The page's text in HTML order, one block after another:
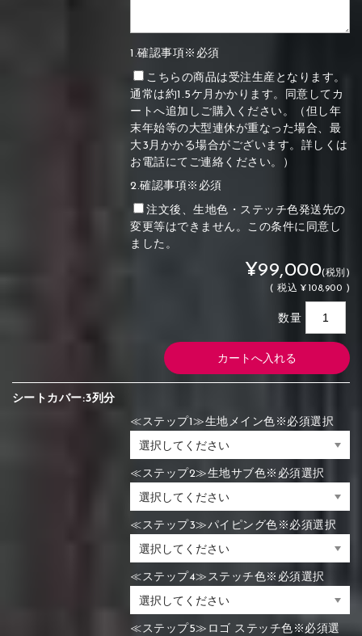
1.確認事項※必須
こちらの商品は受注生産となります。
通常は約1.5ケ月かかります。同意してカ
ートへ追加しご購入ください。（但し年
末年始等の大型連休が重なった場合、最
大3月かかる場合がございます。詳しくは
お電話にてご連絡ください。）
2.確認事項※必須
注文後、生地色・ステッチ色発送先の
変更等はできません。この条件に同意し
ました。
¥99,000(税別)
(税込 ¥108,900 )
数量
シートカバー:3列分
≪ステップ1≫生地メイン色※必須選択
≪ステップ2≫生地サブ色※必須選択
≪ステップ3≫パイピング色※必須選択
≪ステップ4≫ステッチ色※必須選択
≪ステップ5≫ロゴ ステッチ色※必須選